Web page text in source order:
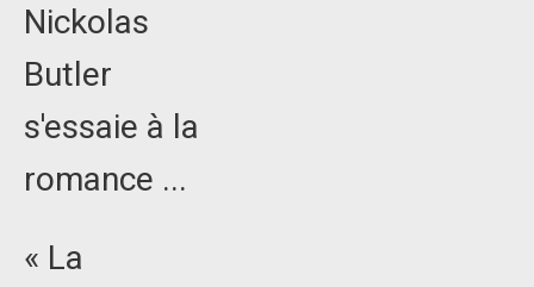
Nickolas
Butler
s'essaie à la
romance ...
« La